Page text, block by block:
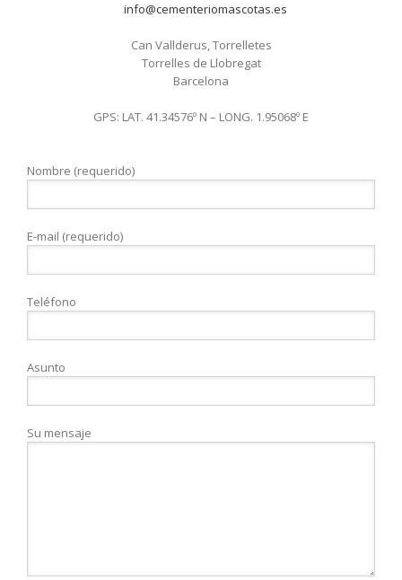
info@cementeriomascotas.es
Can Vallderus, Torrelletes
Torrelles de Llobregat
Barcelona
GPS: LAT. 41.34576º N – LONG. 1.95068º E
Nombre (requerido)
E-mail (requerido)
Teléfono
Asunto
Su mensaje